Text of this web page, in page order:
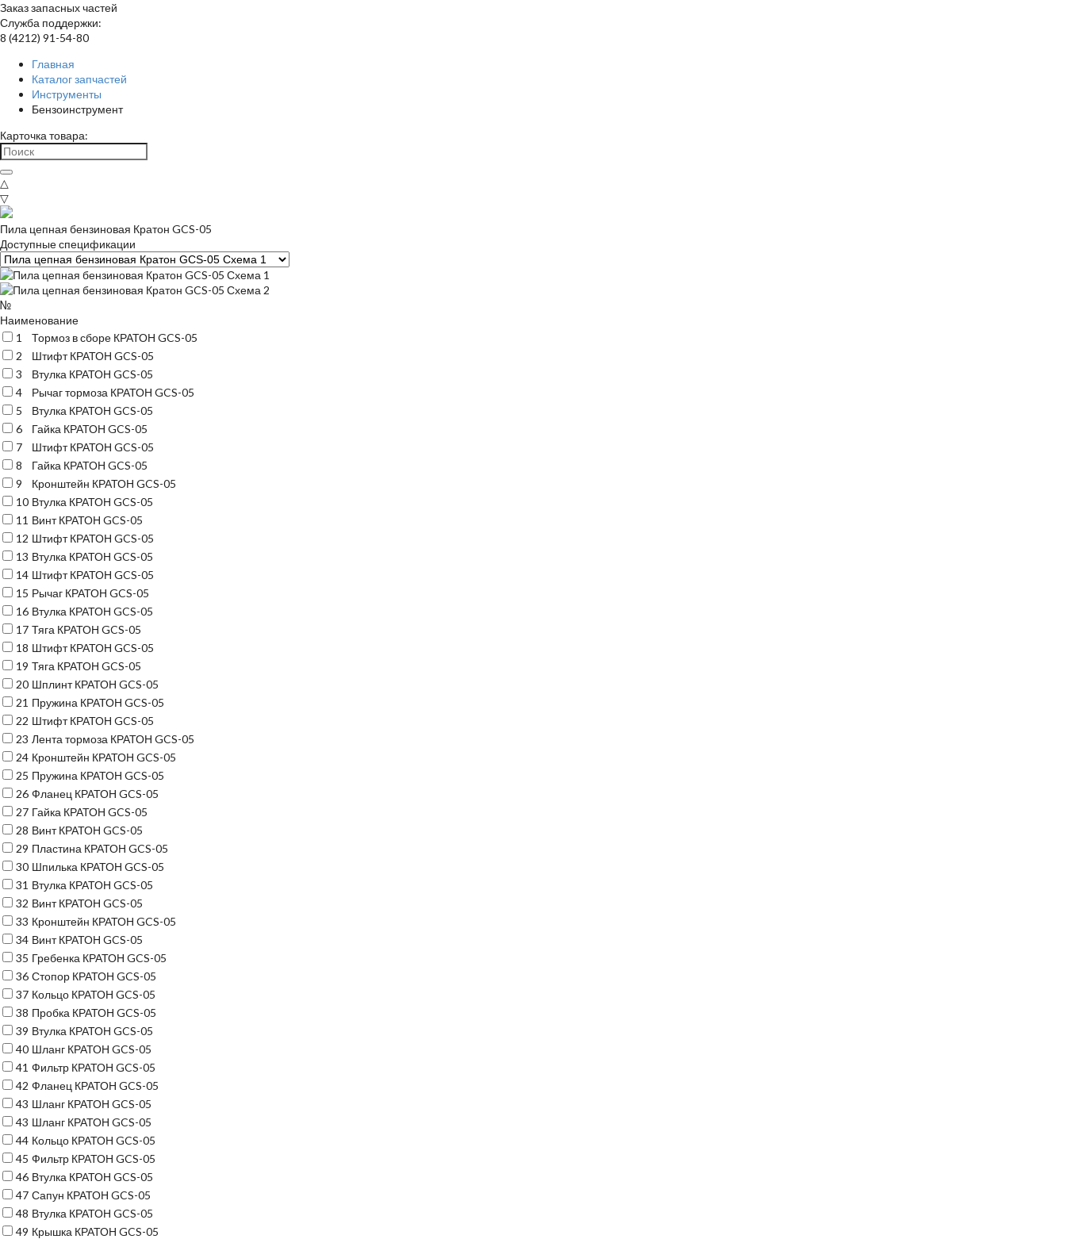
Заказ запасных частей
Служба поддержки:
8 (4212) 91-54-80
Главная
Каталог запчастей
Инструменты
Бензоинструмент
Карточка товара:
△
▽
Пила цепная бензиновая Кратон GCS-05
Доступные спецификации
№
Наименование
1
Тормоз в сборе КРАТОН GCS-05
2
Штифт КРАТОН GCS-05
3
Втулка КРАТОН GCS-05
4
Рычаг тормоза КРАТОН GCS-05
5
Втулка КРАТОН GCS-05
6
Гайка КРАТОН GCS-05
7
Штифт КРАТОН GCS-05
8
Гайка КРАТОН GCS-05
9
Кронштейн КРАТОН GCS-05
10 Втулка КРАТОН GCS-05
11 Винт КРАТОН GCS-05
12 Штифт КРАТОН GCS-05
13 Втулка КРАТОН GCS-05
14 Штифт КРАТОН GCS-05
15 Рычаг КРАТОН GCS-05
16 Втулка КРАТОН GCS-05
17 Тяга КРАТОН GCS-05
18 Штифт КРАТОН GCS-05
19 Тяга КРАТОН GCS-05
20 Шплинт КРАТОН GCS-05
21 Пружина КРАТОН GCS-05
22 Штифт КРАТОН GCS-05
23 Лента тормоза КРАТОН GCS-05
24 Кронштейн КРАТОН GCS-05
25 Пружина КРАТОН GCS-05
26 Фланец КРАТОН GCS-05
27 Гайка КРАТОН GCS-05
28 Винт КРАТОН GCS-05
29 Пластина КРАТОН GCS-05
30 Шпилька КРАТОН GCS-05
31 Втулка КРАТОН GCS-05
32 Винт КРАТОН GCS-05
33 Кронштейн КРАТОН GCS-05
34 Винт КРАТОН GCS-05
35 Гребенка КРАТОН GCS-05
36 Стопор КРАТОН GCS-05
37 Кольцо КРАТОН GCS-05
38 Пробка КРАТОН GCS-05
39 Втулка КРАТОН GCS-05
40 Шланг КРАТОН GCS-05
41 Фильтр КРАТОН GCS-05
42 Фланец КРАТОН GCS-05
43 Шланг КРАТОН GCS-05
43 Шланг КРАТОН GCS-05
44 Кольцо КРАТОН GCS-05
45 Фильтр КРАТОН GCS-05
46 Втулка КРАТОН GCS-05
47 Сапун КРАТОН GCS-05
48 Втулка КРАТОН GCS-05
49 Крышка КРАТОН GCS-05